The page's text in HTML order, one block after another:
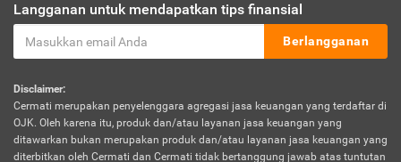
Langganan untuk mendapatkan tips finansial
Berlangganan
Disclaimer:
Cermati merupakan penyelenggara agregasi jasa keuangan yang terdaftar di
OJK. Oleh karena itu, produk dan/atau layanan jasa keuangan yang
ditawarkan bukan merupakan produk dan/atau layanan jasa keuangan yang
diterbitkan oleh Cermati dan Cermati tidak bertanggung jawab atas tuntutan